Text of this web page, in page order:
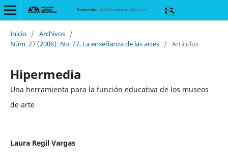
Inicio / Archivos /
Núm. 27 (2006): No. 27, La enseñanza de las artes / Artículos
Hipermedia
Una herramienta para la función educativa de los museos
de arte
Laura Regil Vargas